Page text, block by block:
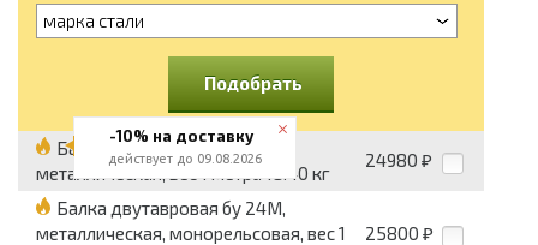
марка стали
Подобрать
Балка двутавровая бу 18,
металлическая, вес 1 метра 18.40 кг
24980 ₽
Балка двутавровая бу 24М,
металлическая, монорельсовая, вес 1
25800 ₽
-10% на доставку
действует до 09.08.2026